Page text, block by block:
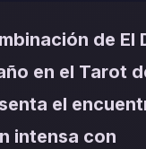
de El
en el Tarot
el
intensa con